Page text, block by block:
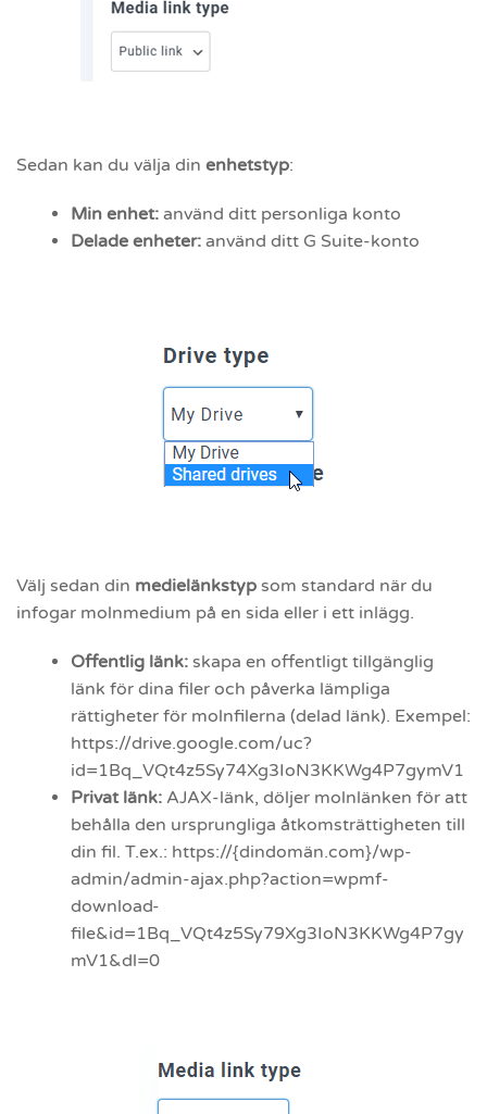
Sedan kan du välja din enhetstyp:
Min enhet: använd ditt personliga konto
Delade enheter: använd ditt G Suite-konto
Välj sedan din medielänkstyp som standard när du
infogar molnmedium på en sida eller i ett inlägg.
Offentlig länk: skapa en offentligt tillgänglig
länk för dina filer och påverka lämpliga
rättigheter för molnfilerna (delad länk). Exempel:
https://drive.google.com/uc?
id=1Bq_VQt4z5Sy74Xg3IoN3KKWg4P7gymV1
Privat länk: AJAX-länk, döljer molnlänken för att
behålla den ursprungliga åtkomsträttigheten till
din fil. T.ex.: https://{dindomän.com}/wp-
admin/admin-ajax.php?action=wpmf-
download-
file&id=1Bq_VQt4z5Sy79Xg3IoN3KKWg4P7gy
mV1&dl=0